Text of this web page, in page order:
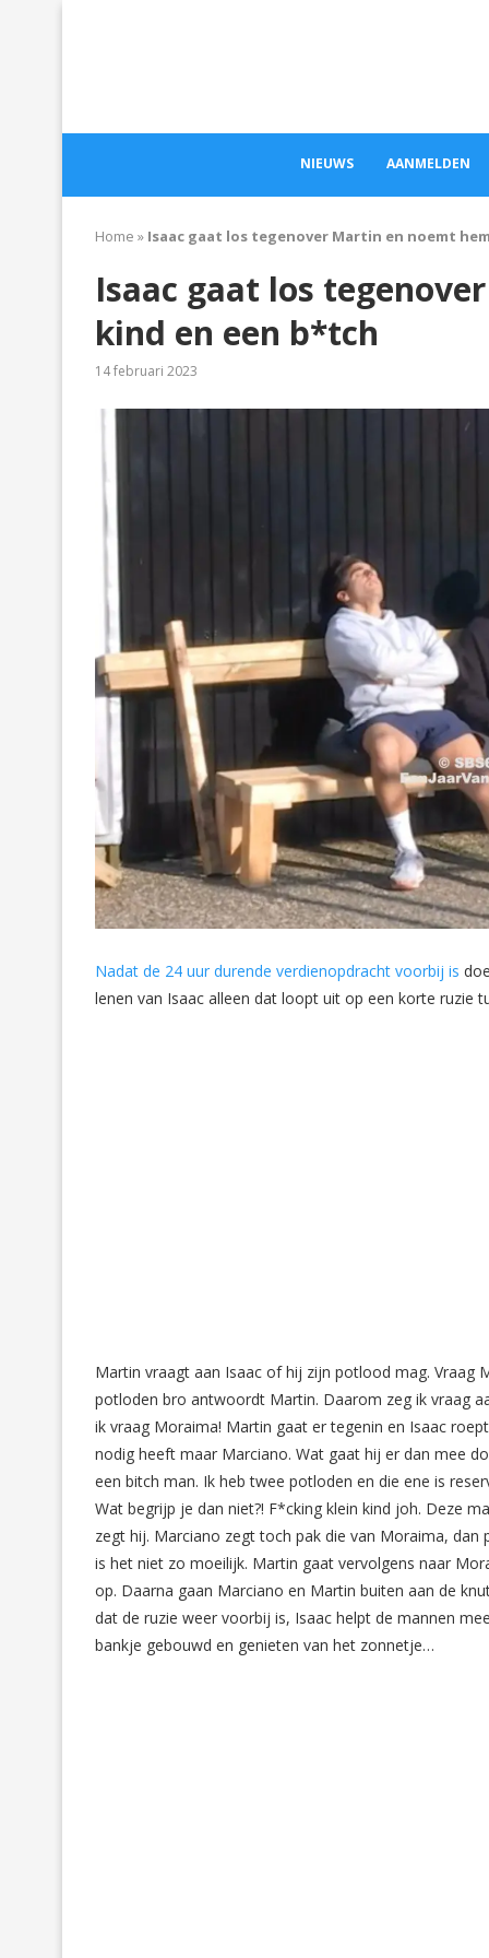
NIEUWS AANMELDEN
Home » Isaac gaat los tegenover Martin en noemt
Isaac gaat los
kind en een b*tch
14 februari 2023
Nadat de 24 uur durende verdienopdracht voorbij is
lenen van Isaac alleen dat loopt uit op een korte ruzie
Martin vraagt aan Isaac of hij zijn potlood mag. Vraag
potloden bro antwoordt Martin. Daarom zeg ik vraag
ik vraag Moraima! Martin gaat er tegenin en Isaac
nodig heeft maar Marciano. Wat gaat hij er dan mee
een bitch man. Ik heb twee potloden en die ene is
Wat begrijp je dan niet?! F*cking klein kind joh. Deze
zegt hij. Marciano zegt toch pak die van Moraima,
is het niet zo moeilijk. Martin gaat vervolgens naar
op. Daarna gaan Marciano en Martin buiten aan de
dat de ruzie weer voorbij is, Isaac helpt de mannen
bankje gebouwd en genieten van het zonnetje…